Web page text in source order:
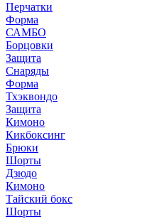
Перчатки
Форма
САМБО
Борцовки
Защита
Снаряды
Форма
Тхэквондо
Защита
Кимоно
Кикбоксинг
Брюки
Шорты
Дзюдо
Кимоно
Тайский бокс
Шорты